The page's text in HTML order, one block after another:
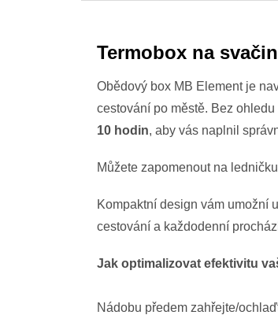
Termobox na
Obědový box MB Element je
cestování po městě. Bez
10 hodin, aby vás naplnil
Můžete zapomenout na
Kompaktní design vám umožní
cestování a každodenní
Jak optimalizovat efektivitu
Nádobu předem zahřejte/